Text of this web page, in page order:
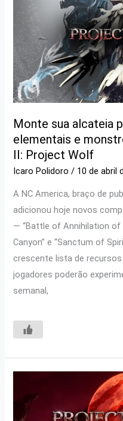
Monte sua alcateia
elementais e
II: Project Wolf
Icaro Polidoro/ 10 de abril
A NC America, braço de
adicionou hoje novos
— “Battle of Annihilation of
Canyon” e “Sanctum of
crescente lista de recursos
jogadores poderão
semanal,